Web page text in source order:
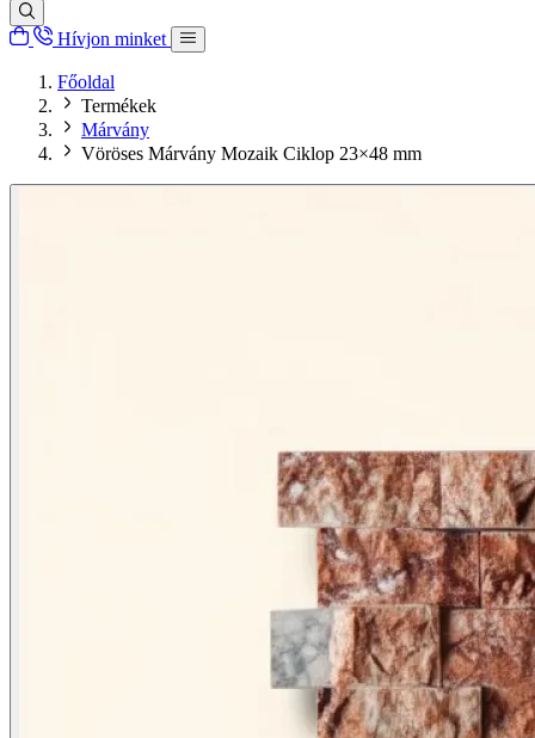
Hívjon minket
Főoldal
Termékek
Márvány
Vöröses Márvány Mozaik Ciklop 23×48 mm